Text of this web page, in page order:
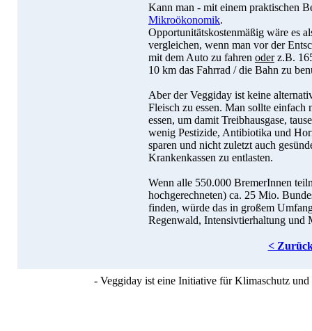
Kann man - mit einem praktischen
Mikroökonomik.
Opportunitätskostenmäßig wäre es
vergleichen, wenn man vor der
mit dem Auto zu fahren oderz.B.
10 km das Fahrrad / die Bahn zu
Aber der Veggiday ist keine
Fleisch zu essen. Man sollte einfach
essen, um damit Treibhausgase,
wenig Pestizide, Antibiotika und
sparen und nicht zuletzt auch
Krankenkassen zu entlasten.
Wenn alle 550.000 BremerInnen
hochgerechneten) ca. 25 Mio.
finden, würde das in großem
Regenwald, Intensivtierhaltung und
<
- Veggiday ist eine Initiative für Klimaschutz